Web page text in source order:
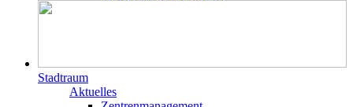
Stadtraum
Aktuelles